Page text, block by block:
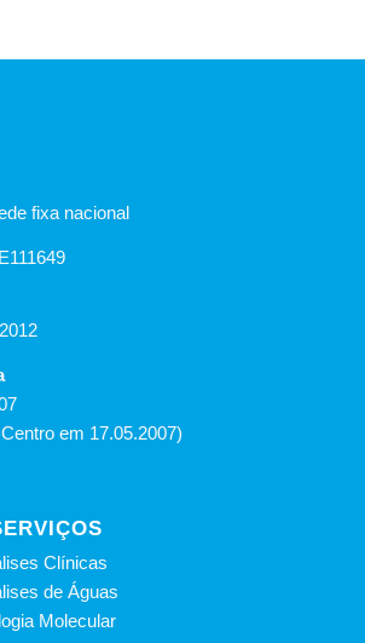
fixa nacional
E111649
em 17.05.2007)
Clínicas
de Águas
Molecular